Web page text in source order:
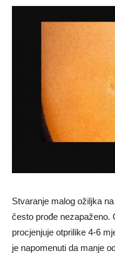
Stvaranje malog ožiljka
često prođe nezapaženo.
procjenjuje otprilike 4-6
je napomenuti da manje